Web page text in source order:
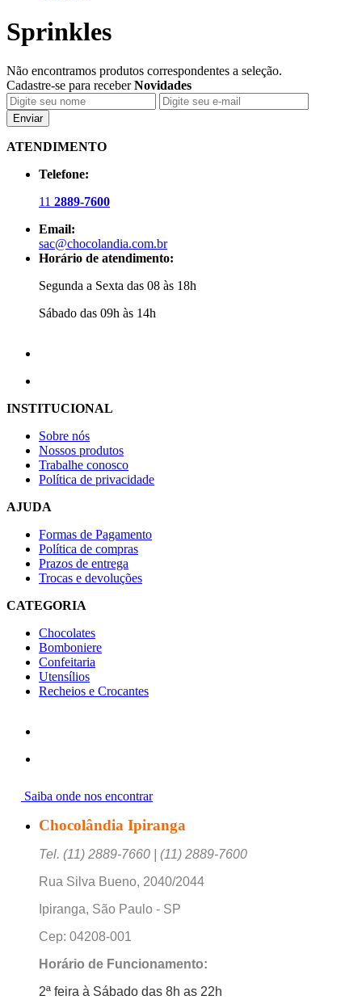
Sprinkles
Não encontramos produtos correspondentes a seleção.
Cadastre-se para receberNovidades
Enviar
ATENDIMENTO
Telefone:
11 2889-7600
Email:
sac@chocolandia.com.br
Horário de atendimento:
Segunda a Sexta das 08 às 18h
Sábado das 09h às 14h
INSTITUCIONAL
Sobre nós
Nossos produtos
Trabalhe conosco
Política de privacidade
AJUDA
Formas de Pagamento
Política de compras
Prazos de entrega
Trocas e devoluções
CATEGORIA
Chocolates
Bomboniere
Confeitaria
Utensílios
Recheios e Crocantes
Saiba onde nos encontrar
Chocolândia Ipiranga
Tel. (11) 2889-7660 | (11) 2889-7600
Rua Silva Bueno, 2040/2044
Ipiranga, São Paulo - SP
Cep: 04208-001
Horário de Funcionamento:
2ª feira à Sábado das 8h as 22h